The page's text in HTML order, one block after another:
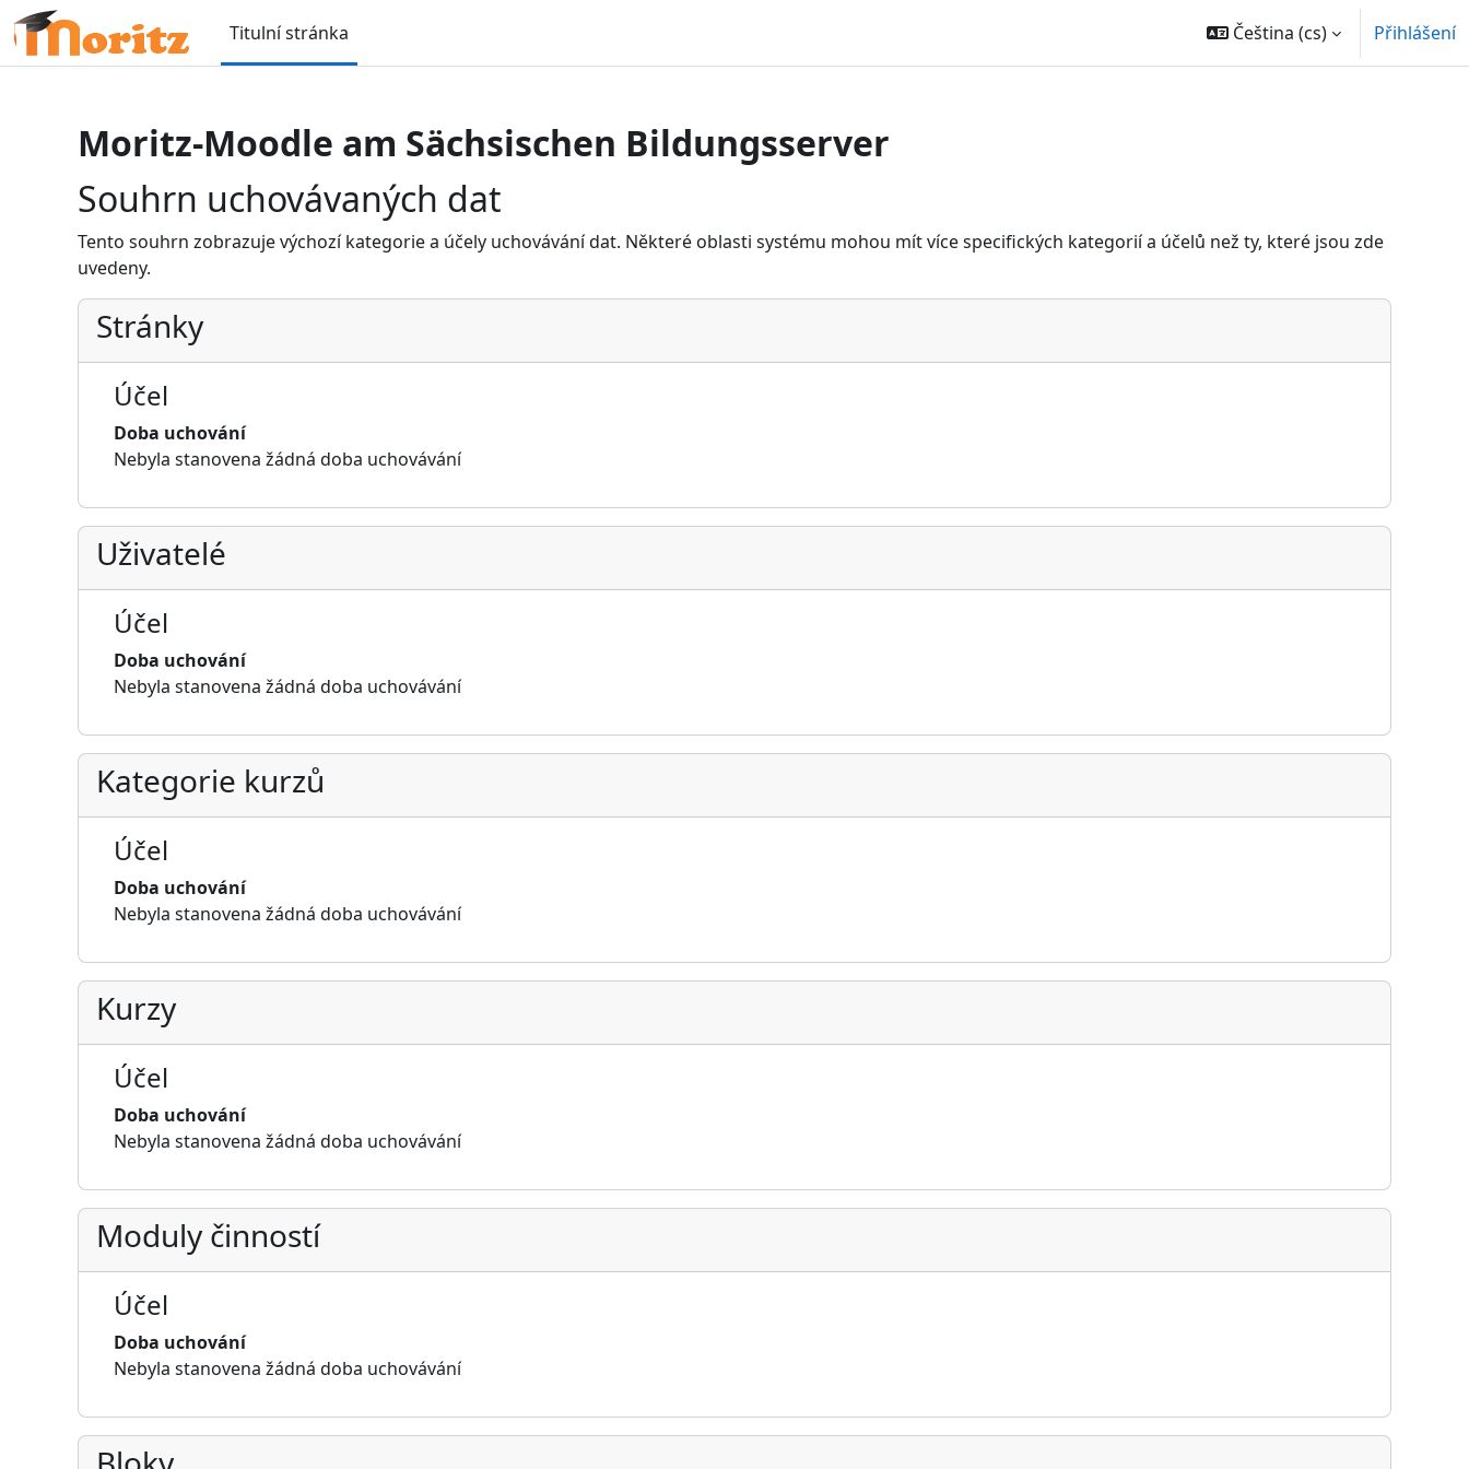
Přejít k hlavnímu obsahu
Titulní stránka
Čeština ‎(cs)‎ Přihlášení
Moritz-Moodle am Sächsischen Bildungsserver
Souhrn uchovávaných dat
Tento souhrn zobrazuje výchozí kategorie a účely uchovávání dat. Některé oblasti systému mohou mít více specifických kategorií a účelů než ty, které jsou zde
uvedeny.
Stránky
Účel
Doba uchování
Nebyla stanovena žádná doba uchovávání
Uživatelé
Účel
Doba uchování
Nebyla stanovena žádná doba uchovávání
Kategorie kurzů
Účel
Doba uchování
Nebyla stanovena žádná doba uchovávání
Kurzy
Účel
Doba uchování
Nebyla stanovena žádná doba uchovávání
Moduly činností
Účel
Doba uchování
Nebyla stanovena žádná doba uchovávání